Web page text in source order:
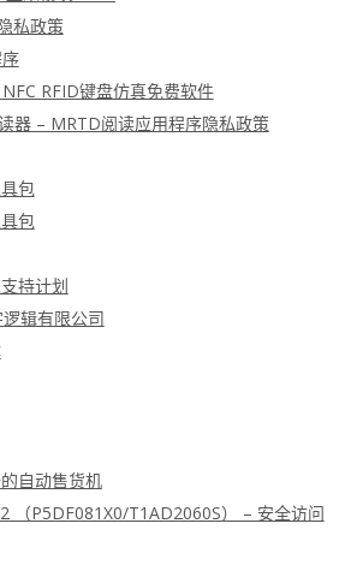
私政策
RFID键盘仿真免费软件
器 – MRTD阅读应用程序隐私政策
包
包
持计划
辑有限公司
自动售货机
（P5DF081X0/T1AD2060S） – 安全访问